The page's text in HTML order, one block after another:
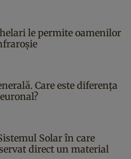
le permite oamenilor
Care este diferența
Solar în care
direct un material